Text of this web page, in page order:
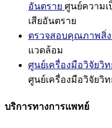
อันตราย ศูนย์ความเ
เสียอันตราย
ตรวจสอบคุณภาพสิ่
แวดล้อม
ศูนย์เครื่องมือวิจัยวิ
ศูนย์เครื่องมือวิจัยวิ
บริการทางการแพทย์